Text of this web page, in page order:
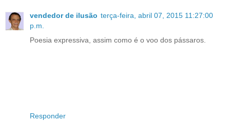
vendedor de ilusão terça-feira, abril 07, 2015 11:27:00
p.m.
Poesia expressiva, assim como é o voo dos pássaros.
Responder